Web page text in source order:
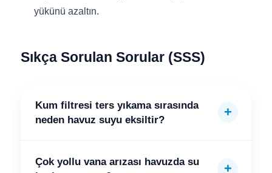
yükünü azaltın.
Sıkça Sorulan Sorular (SSS)
Kum filtresi ters yıkama sırasında
neden havuz suyu eksiltir?
Çok yollu vana arızası havuzda su